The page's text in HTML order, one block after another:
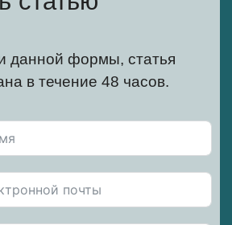
данной формы, статья
в течение 48 часов.